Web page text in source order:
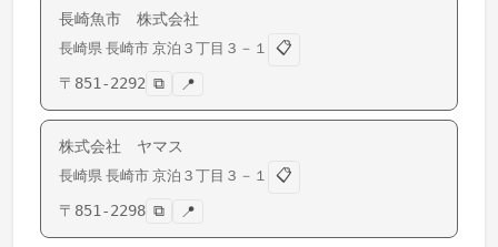
長崎魚市 株式会社
長崎県 長崎市 京泊 ３丁目３－１
📋
〒 851-2292 ⧉ 📍
株式会社 ヤマス
長崎県 長崎市 京泊 ３丁目３－１
📋
〒 851-2298 ⧉ 📍